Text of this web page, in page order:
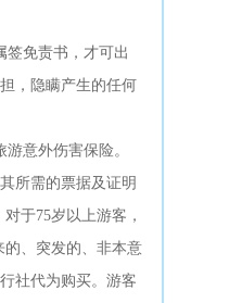
签免责书，才可出
，隐瞒产生的任何
意外伤害保险。
所需的票据及证明
于75岁以上游客，
、突发的、非本意
社代为购买。游客